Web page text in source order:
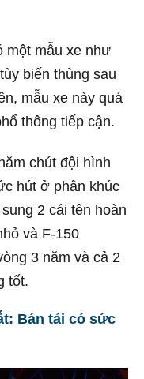
một mẫu xe như
biến thùng sau
mẫu xe này quá
thông tiếp cận.
chút đội hình
hút ở phân khúc
2 cái tên hoàn
và F-150
3 năm và cả 2
tốt.
Bán tải có sức